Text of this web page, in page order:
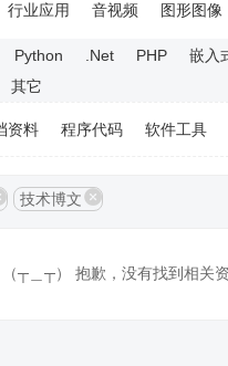
行业应用 音视频 图形图像
Python .Net PHP
嵌入
其它
资料 程序代码 软件工具
技术博文
（┬＿┬） 抱歉，没有找到相关